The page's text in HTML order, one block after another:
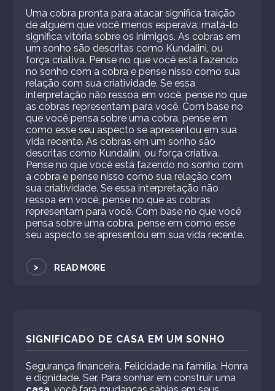
Uma cobra pronta para atacar significa traição
de alguém que você menos esperava; matá-lo
significa vitória sobre os inimigos. As cobras em
um sonho são descritas como Kundalini, ou
força criativa. Pense no que você está fazendo
no sonho com a cobra e pense nisso como sua
relação com sua criatividade. Se essa
interpretação não ressoa em você, pense no que
as cobras representam para você. Com base no
que você pensa sobre uma cobra, pense em
como esse seu aspecto se apresentou em sua
vida recente. As cobras em um sonho são
descritas como Kundalini, ou força criativa.
Pense no que você está fazendo no sonho com
a cobra e pense nisso como sua relação com
sua criatividade. Se essa interpretação não
ressoa em você, pense no que as cobras
representam para você. Com base no que você
pensa sobre uma cobra, pense em como esse
seu aspecto se apresentou em sua vida recente.
> READ MORE
SIGNIFICADO DE CASA EM UM SONHO
Segurança financeira. Felicidade na família. Honra
e dignidade. Ser. Para sonhar em construir uma